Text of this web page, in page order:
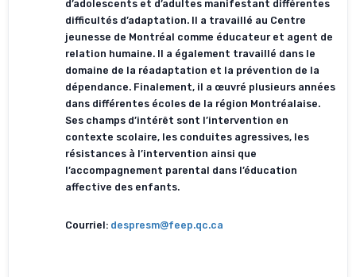
d’adolescents et d’adultes manifestant différentes
difficultés d’adaptation. Il a travaillé au Centre
jeunesse de Montréal comme éducateur et agent de
relation humaine. Il a également travaillé dans le
domaine de la réadaptation et la prévention de la
dépendance. Finalement, il a œuvré plusieurs années
dans différentes écoles de la région Montréalaise.
Ses champs d’intérêt sont l’intervention en
contexte scolaire, les conduites agressives, les
résistances à l’intervention ainsi que
l’accompagnement parental dans l’éducation
affective des enfants.
Courriel: despresm@feep.qc.ca